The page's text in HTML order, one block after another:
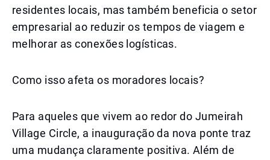
residentes locais, mas também beneficia o setor
empresarial ao reduzir os tempos de viagem e
melhorar as conexões logísticas.
Como isso afeta os moradores locais?
Para aqueles que vivem ao redor do Jumeirah
Village Circle, a inauguração da nova ponte traz
uma mudança claramente positiva. Além de